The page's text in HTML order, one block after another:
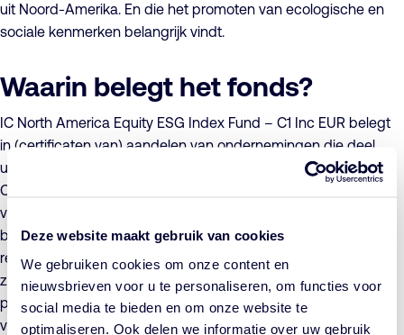
Deze website maakt gebruik van cookies
We gebruiken cookies om onze content en
nieuwsbrieven voor u te personaliseren, om functies voor
social media te bieden en om onze website te
optimaliseren. Ook delen we informatie over uw gebruik
uit Noord-Amerika. En die het promoten van ecologische en
sociale kenmerken belangrijk vindt.
Waarin belegt het fonds?
IC North America Equity ESG Index Fund – C1 Inc EUR belegt
in (certificaten van) aandelen van ondernemingen die deel
uitmaken van de Solactive GBS North America Large & Mid
Cap EUR Index NTR (Index), met uitzondering van aandelen
van die ondernemingen die niet voldoen aan het duurzaam
beleggingsbeleid van het fonds. Het doel van het fonds is,
rekening houdend met het voor het fonds van toepassing
zijnde duurzaam beleggingsbeleid, ten behoeve van
participanten een rendement te realiseren dat het rendement
van de Index zoveel als mogelijk benadert. Het uitlenen van